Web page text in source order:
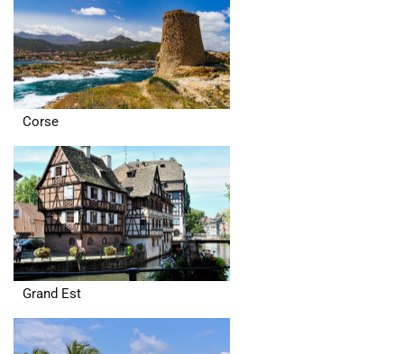
Corse
Grand Est